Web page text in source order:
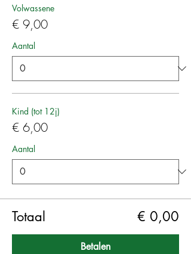
Volwassene
€ 9,00
Aantal
Kind (tot 12j)
€ 6,00
Aantal
Totaal € 0,00
Betalen